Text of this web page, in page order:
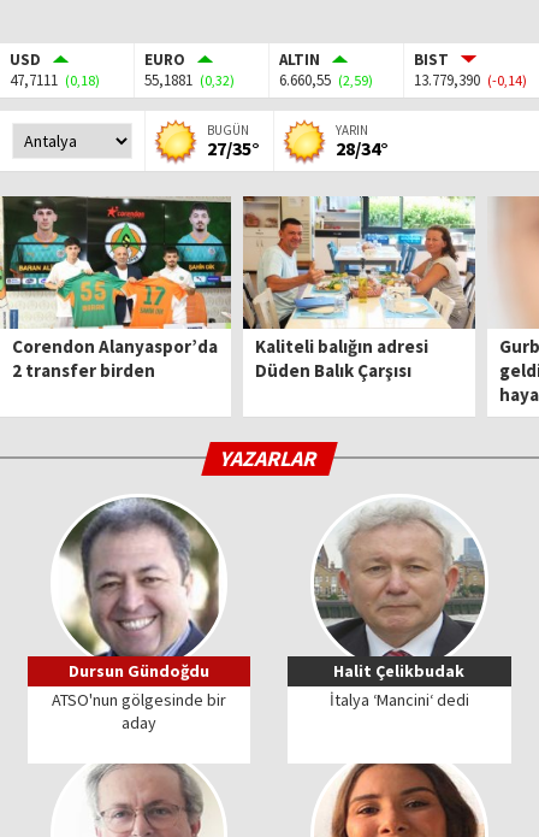
USD
47,7111 (0,18)
EURO
55,1881 (0,32)
ALTIN
6.660,55 (2,59)
BIST
13.779,390 (-0,14)
BUGÜN
27/35°
YARIN
28/34°
Corendon Alanyaspor’da
2 transfer birden
Kaliteli balığın adresi
Düden Balık Çarşısı
YAZARLAR
Dursun Gündoğdu
ATSO'nun gölgesinde bir
aday
Halit Çelikbudak
İtalya ‘Mancini‘ dedi